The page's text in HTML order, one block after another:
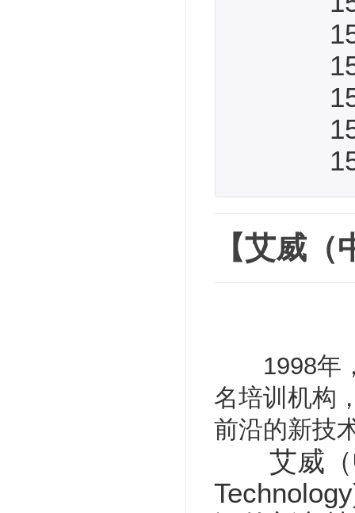
15.4
15.5
15.6
15.7
15.8
【艾威
1998年，
名培训机构
前沿的新技
艾威（